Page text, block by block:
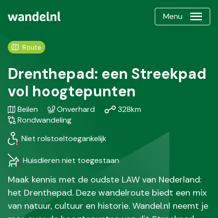
Menu
Route
Drenthepad: een Streekpad
vol hoogtepunten
Gebied
/
Regio
Beilen Karakteristiek
Onverhard Afstand
328km
Rondwandeling
Niet rolstoeltoegankelijk
Huisdieren niet toegestaan
Maak kennis met de oudste LAW van Nederland:
het Drenthepad. Deze wandelroute biedt een mix
van natuur, cultuur en historie. Wandel.nl neemt je